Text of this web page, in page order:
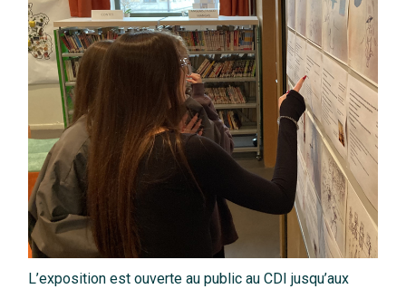
L’exposition est ouverte au public au CDI jusqu’aux